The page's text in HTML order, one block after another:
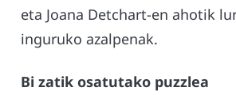
eta Joana Detchart-en ahotik
inguruko azalpenak.
Bi zatik osatutako puzzlea